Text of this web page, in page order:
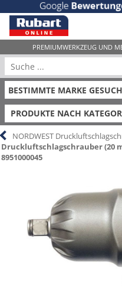
PRODUKTE NACH
NORDWEST
Druckluftschlagschrauber (20
8951000045